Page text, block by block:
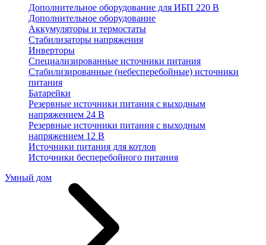
Дополнительное оборудование для ИБП 220 В
Дополнительное оборудование
Аккумуляторы и термостаты
Стабилизаторы напряжения
Инверторы
Специализированные источники питания
Стабилизированные (небесперебойные) источники
питания
Батарейки
Резервные источники питания с выходным
напряжением 24 В
Резервные источники питания с выходным
напряжением 12 В
Источники питания для котлов
Источники бесперебойного питания
Умный дом